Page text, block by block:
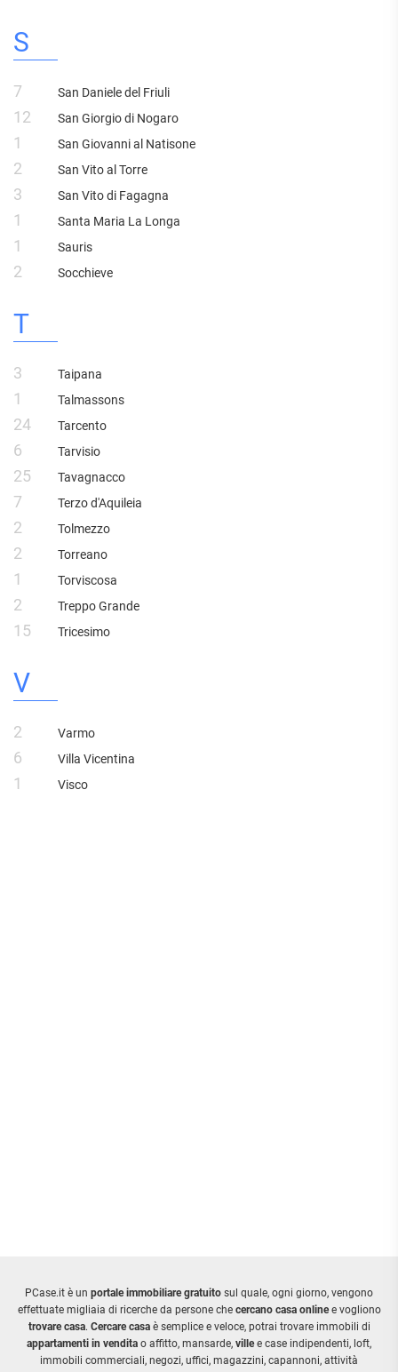
S
7 San Daniele del Friuli
12 San Giorgio di Nogaro
1 San Giovanni al Natisone
2 San Vito al Torre
3 San Vito di Fagagna
1 Santa Maria La Longa
1 Sauris
2 Socchieve
T
3 Taipana
1 Talmassons
24 Tarcento
6 Tarvisio
25 Tavagnacco
7 Terzo d'Aquileia
2 Tolmezzo
2 Torreano
1 Torviscosa
2 Treppo Grande
15 Tricesimo
V
2 Varmo
6 Villa Vicentina
1 Visco
PCase.it è un portale immobiliare gratuito sul quale, ogni giorno, vengono
effettuate migliaia di ricerche da persone che cercano casa onlinee vogliono
trovare casa. Cercare casaè semplice e veloce, potrai trovare immobili di
appartamenti in vendita o affitto, mansarde, villee case indipendenti, loft,
immobili commerciali, negozi, uffici, magazzini, capannoni, attività